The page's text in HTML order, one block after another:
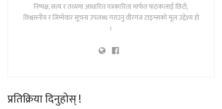
निष्पक्ष, सत्य र तथ्यमा आधारित पत्रकारिता मार्फत पाठकलाई छिटो,
विश्वसनीय र जिम्मेवार सूचना उपलब्ध गराउनु वीरगंज टाइम्सको मूल उद्देश्य हो
।
प्रतिक्रिया दिनुहोस् !